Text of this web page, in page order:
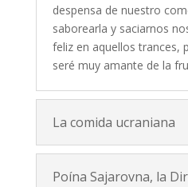
despensa de nuestro
saborearla y saciarnos
feliz en aquellos trances,
seré muy amante de la
La comida ucraniana
Poína Sajarovna, la